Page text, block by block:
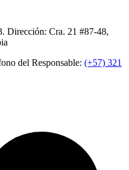
Dirección: Cra. 21 #87-48,
del Responsable: (+57) 321